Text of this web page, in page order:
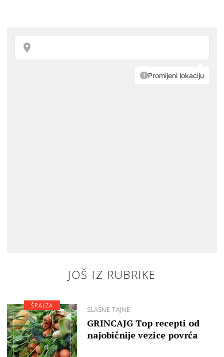
JOŠ IZ RUBRIKE
SLASNE TAJNE
GRINCAJG Top recepti od
najobičnije vezice povrća
ŠPAJZA